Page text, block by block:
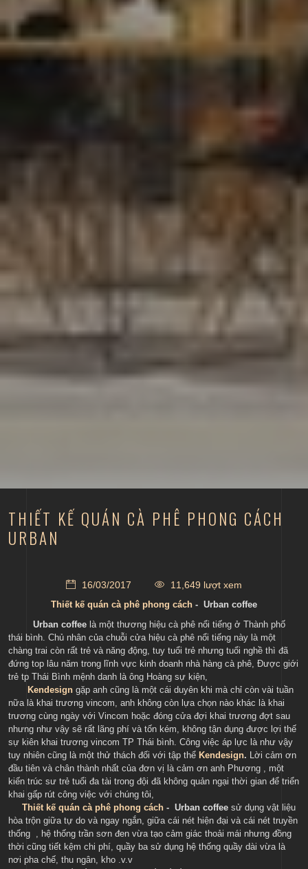
THIẾT KẾ QUÁN CÀ PHÊ PHONG CÁCH
URBAN
16/03/2017 11,649 lượt xem
Thiết kế quán cà phê phong cách - Urban coffee
Urban coffee là một thương hiệu cà phê nổi tiếng ở Thành phố
thái bình. Chủ nhân của chuỗi cửa hiệu cà phê nổi tiếng này là một
chàng trai còn rất trẻ và năng động, tuy tuổi trẻ nhưng tuổi nghề thì đã
đứng top lâu năm trong lĩnh vực kinh doanh nhà hàng cà phê, Được giới
trẻ tp Thái Bình mệnh danh là ông Hoàng sự kiện,
Kendesign gặp anh cũng là một cái duyên khi mà chỉ còn vài tuần
nữa là khai trương vincom, anh không còn lựa chọn nào khác là khai
trương cùng ngày với Vincom hoặc đóng cửa đợi khai trương đợt sau
nhưng như vậy sẽ rất lãng phí và tốn kém, không tận dụng được lợi thế
sự kiên khai trương vincom TP Thái bình. Công việc áp lực là như vậy
tuy nhiên cũng là một thử thách đối với tập thể Kendesign.
Lời cảm ơn
đầu tiên và chân thành nhất của đơn vị là cảm ơn anh Phương , một
kiến trúc sư trẻ tuổi đa tài trong đội đã không quản ngại thời gian để triển
khai gấp rút công việc với chúng tôi,
Thiết kế quán cà phê phong cách - Urban coffee sử dụng vật liệu
hòa trộn giữa tự do và ngay ngắn, giữa cái nét hiện đại và cái nét truyền
thống , hệ thống trần sơn đen vừa tạo cảm giác thoải mái nhưng đồng
thời cũng tiết kệm chi phí, quầy ba sử dụng hệ thống quầy dài vừa là
nơi pha chế, thu ngân, kho .v.v